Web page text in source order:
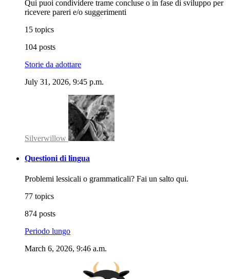
Qui puoi condividere trame concluse o in fase di sviluppo per
ricevere pareri e/o suggerimenti
15 topics
104 posts
Storie da adottare
July 31, 2026, 9:45 p.m.
Silverwillow
Questioni di lingua
Problemi lessicali o grammaticali? Fai un salto qui.
77 topics
874 posts
Periodo lungo
March 6, 2026, 9:46 a.m.